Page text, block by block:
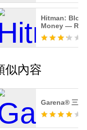
Hitman:
Money —
似內容
Garena® 三角